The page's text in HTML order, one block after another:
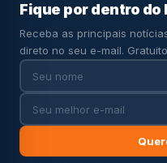
Fique por dentro do
Receba as principais
direto no seu e-mail.